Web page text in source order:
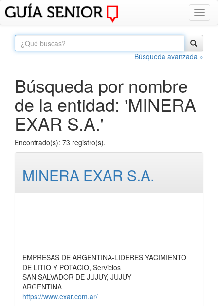
Búsqueda avanzada »
Búsqueda por nombre
de la entidad: 'MINERA
EXAR S.A.'
Encontrado(s): 73 registro(s).
MINERA EXAR S.A.
EMPRESAS DE ARGENTINA-LIDERES YACIMIENTO
DE LITIO Y POTACIO, Servicios
SAN SALVADOR DE JUJUY, JUJUY
ARGENTINA
https://www.exar.com.ar/